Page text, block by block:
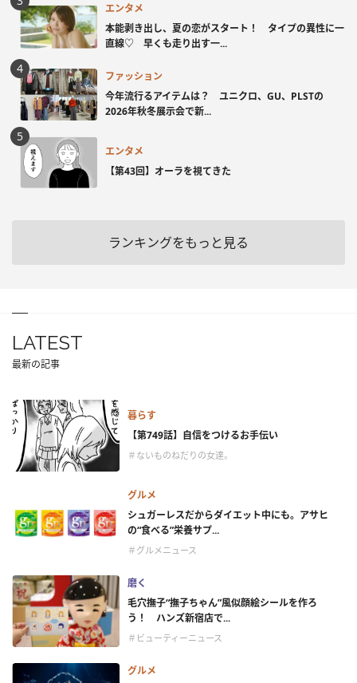
エンタメ
本能剥き出し、夏の恋がスタート！ タイプの異性に一
直線♡ 早くも走り出す一...
ファッション
今年流行るアイテムは？ ユニクロ、GU、PLSTの
2026年秋冬展示会で新...
エンタメ
【第43回】オーラを視てきた
ランキングをもっと見る
LATEST
最新の記事
暮らす
【第749話】自信をつけるお手伝い
＃ないものねだりの女達。
グルメ
シュガーレスだからダイエット中にも。アサヒ
の“食べる”栄養サプ...
＃グルメニュース
磨く
毛穴撫子“撫子ちゃん”風似顔絵シールを作ろ
う！ ハンズ新宿店で...
＃ビューティーニュース
グルメ